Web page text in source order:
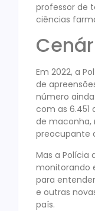
professor de
ciências
Em 2022, a
de
número
com as 6.451
de maconha,
preocupante
Mas a Polícia
monitorando
para
e outras
país.